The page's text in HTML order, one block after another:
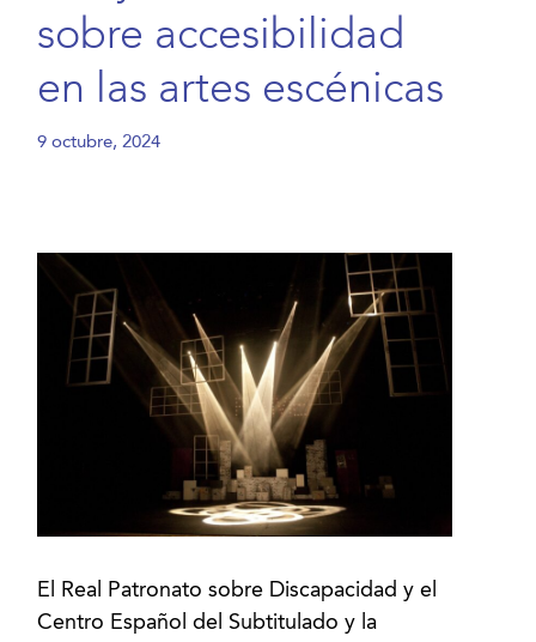
sobre accesibilidad
en las artes escénicas
9 octubre, 2024
El Real Patronato sobre Discapacidad y el
Centro Español del Subtitulado y la